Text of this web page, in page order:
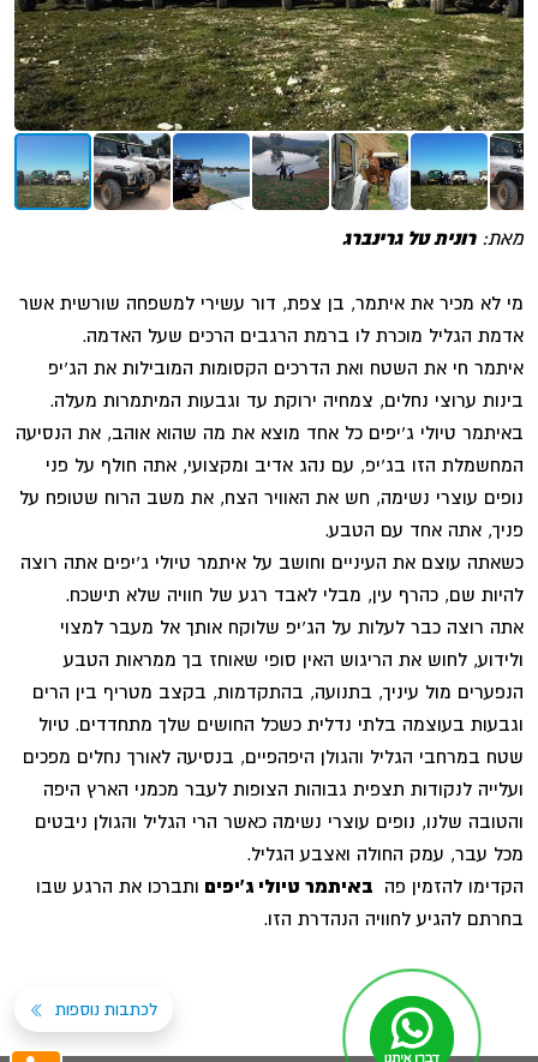
מאת:רונית טל גרינברג
מי לא מכיר את איתמר, בן צפת, דור עשירי למשפחה שורשית אשר
אדמת הגליל מוכרת לו ברמת הרגבים הרכים שעל האדמה.
איתמר חי את השטח ואת הדרכים הקסומות המובילות את הג'יפ
בינות ערוצי נחלים, צמחיה ירוקת עד וגבעות המיתמרות מעלה.
באיתמר טיולי ג'יפים כל אחד מוצא את מה שהוא אוהב, את הנסיעה
המחשמלת הזו בג'יפ, עם נהג אדיב ומקצועי, אתה חולף על פני
נופים עוצרי נשימה, חש את האוויר הצח, את משב הרוח שטופח על
פניך, אתה אחד עם הטבע.
כשאתה עוצם את העיניים וחושב על איתמר טיולי ג'יפים אתה רוצה
להיות שם, כהרף עין, מבלי לאבד רגע של חוויה שלא תישכח.
אתה רוצה כבר לעלות על הג'יפ שלוקח אותך אל מעבר למצוי
ולידוע, לחוש את הריגוש האין סופי שאוחז בך ממראות הטבע
הנפערים מול עיניך, בתנועה, בהתקדמות, בקצב מטריף בין הרים
וגבעות בעוצמה בלתי נדלית כשכל החושים שלך מתחדדים. טיול
שטח במרחבי הגליל והגולן היפהפיים, בנסיעה לאורך נחלים מפכים
ועלייה לנקודות תצפית גבוהות הצופות לעבר מכמני הארץ היפה
והטובה שלנו, נופים עוצרי נשימה כאשר הרי הגליל והגולן ניבטים
מכל עבר, עמק החולה ואצבע הגליל.
הקדימו להזמין פה
באיתמר טיולי ג'יפים ותברכו את הרגע שבו
בחרתם להגיע לחוויה הנהדרת הזו.
לכתבות נוספות